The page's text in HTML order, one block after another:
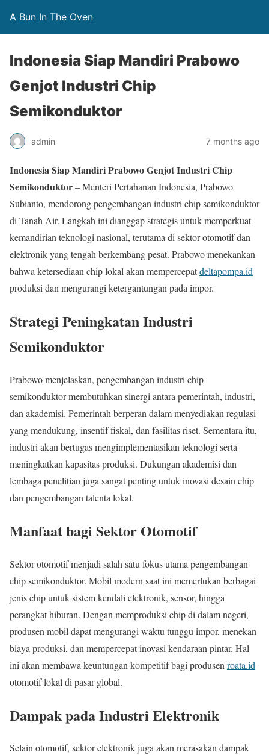
A Bun In The Oven
Indonesia Siap Mandiri Prabowo
Genjot Industri Chip
Semikonduktor
admin 7 months ago
Indonesia Siap Mandiri Prabowo Genjot Industri Chip
Semikonduktor– Menteri Pertahanan Indonesia, Prabowo
Subianto, mendorong pengembangan industri chip semikonduktor
di Tanah Air. Langkah ini dianggap strategis untuk memperkuat
kemandirian teknologi nasional, terutama di sektor otomotif dan
elektronik yang tengah berkembang pesat. Prabowo menekankan
bahwa ketersediaan chip lokal akan mempercepatdeltapompa.id
produksi dan mengurangi ketergantungan pada impor.
Strategi Peningkatan Industri
Semikonduktor
Prabowo menjelaskan, pengembangan industri chip
semikonduktor membutuhkan sinergi antara pemerintah, industri,
dan akademisi. Pemerintah berperan dalam menyediakan regulasi
yang mendukung, insentif fiskal, dan fasilitas riset. Sementara itu,
industri akan bertugas mengimplementasikan teknologi serta
meningkatkan kapasitas produksi. Dukungan akademisi dan
lembaga penelitian juga sangat penting untuk inovasi desain chip
dan pengembangan talenta lokal.
Manfaat bagi Sektor Otomotif
Sektor otomotif menjadi salah satu fokus utama pengembangan
chip semikonduktor. Mobil modern saat ini memerlukan berbagai
jenis chip untuk sistem kendali elektronik, sensor, hingga
perangkat hiburan. Dengan memproduksi chip di dalam negeri,
produsen mobil dapat mengurangi waktu tunggu impor, menekan
biaya produksi, dan mempercepat inovasi kendaraan pintar. Hal
ini akan membawa keuntungan kompetitif bagi produsen roata.id
otomotif lokal di pasar global.
Dampak pada Industri Elektronik
Selain otomotif, sektor elektronik juga akan merasakan dampak